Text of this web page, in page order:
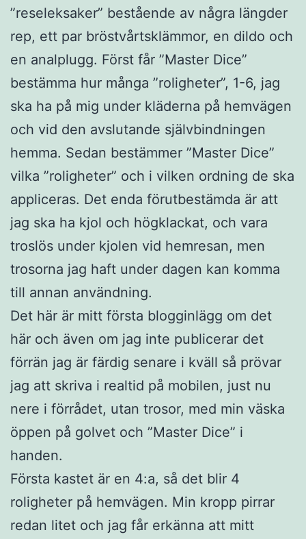
”reseleksaker” bestående av några längder
rep, ett par bröstvårtsklämmor, en dildo och
en analplugg. Först får ”Master Dice”
bestämma hur många ”roligheter”, 1-6, jag
ska ha på mig under kläderna på hemvägen
och vid den avslutande självbindningen
hemma. Sedan bestämmer ”Master Dice”
vilka ”roligheter” och i vilken ordning de ska
appliceras. Det enda förutbestämda är att
jag ska ha kjol och högklackat, och vara
troslös under kjolen vid hemresan, men
trosorna jag haft under dagen kan komma
till annan användning.
Det här är mitt första blogginlägg om det
här och även om jag inte publicerar det
förrän jag är färdig senare i kväll så prövar
jag att skriva i realtid på mobilen, just nu
nere i förrådet, utan trosor, med min väska
öppen på golvet och ”Master Dice” i
handen.
Första kastet är en 4:a, så det blir 4
roligheter på hemvägen. Min kropp pirrar
redan litet och jag får erkänna att mitt